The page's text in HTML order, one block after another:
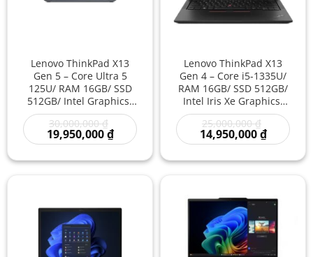
Lenovo ThinkPad X13
Gen 5 – Core Ultra 5
125U/ RAM 16GB/ SSD
512GB/ Intel Graphics/
13.3 inch – Laptop
Doanh Nhân AI Nhỏ
Gọn Thế Hệ Mới Hiệu
30,000,000₫
gốc
là:
30,000,000 ₫.
19,950,000₫Giá
hiện
là:
Lenovo ThinkPad X13
Gen 4 – Core i5-1335U/
RAM 16GB/ SSD 512GB/
Intel Iris Xe Graphics/
13.3 inch – Laptop Văn
Phòng Cao Cấp Nhỏ
Gọn Tốc Độ Nhanh Giá
25,000,000₫
gốc
là:
14,950,000₫Giá
hiện
là: